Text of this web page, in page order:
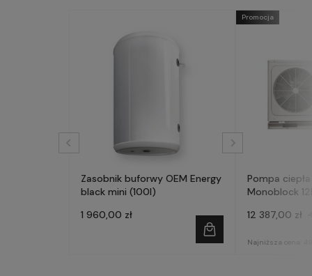
Zasobnik buforwy OEM Energy
black mini (100l)
1 960,00 zł
Pompa
Monoblock
12 387,00 zł
Najniższa cena:
Promocja